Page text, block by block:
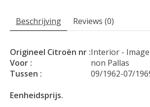
Beschrijving Reviews (0)
Origineel Citroën nr :Interior -
Voor :
non Pallas
Tussen :
09/1962-07/
Eenheidsprijs.